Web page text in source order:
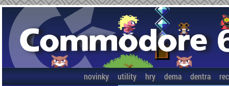
novinky utility hry dema dentra